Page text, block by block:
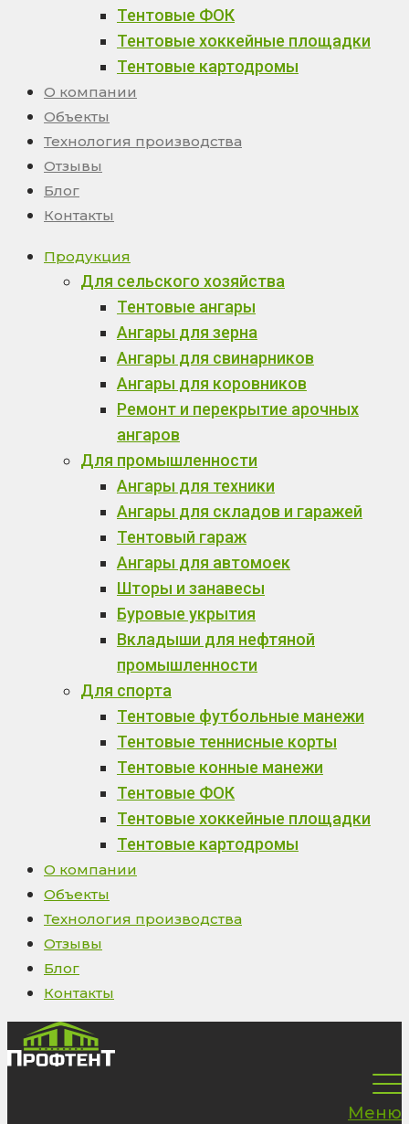
Тентовые ФОК
Тентовые хоккейные площадки
Тентовые картодромы
О компании
Объекты
Технология производства
Отзывы
Блог
Контакты
Продукция
Для сельского хозяйства
Тентовые ангары
Ангары для зерна
Ангары для свинарников
Ангары для коровников
Ремонт и перекрытие арочных
ангаров
Для промышленности
Ангары для техники
Ангары для складов и гаражей
Тентовый гараж
Ангары для автомоек
Шторы и занавесы
Буровые укрытия
Вкладыши для нефтяной
промышленности
Для спорта
Тентовые футбольные манежи
Тентовые теннисные корты
Тентовые конные манежи
Тентовые ФОК
Тентовые хоккейные площадки
Тентовые картодромы
О компании
Объекты
Технология производства
Отзывы
Блог
Контакты
Меню